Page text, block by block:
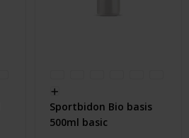
Sportbidon Bio basis
500ml basic